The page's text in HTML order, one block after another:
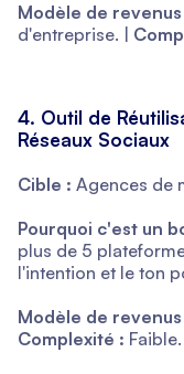
Modèle de revenus
d'entreprise. |
4. Outil de
Réseaux Sociaux
Cible : Agences de
Pourquoi c'est un
plus de 5
l'intention et le ton
Modèle de revenus
Complexité : Faible.